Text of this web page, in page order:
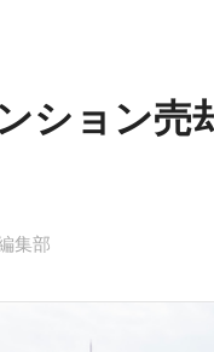
ション売
集部